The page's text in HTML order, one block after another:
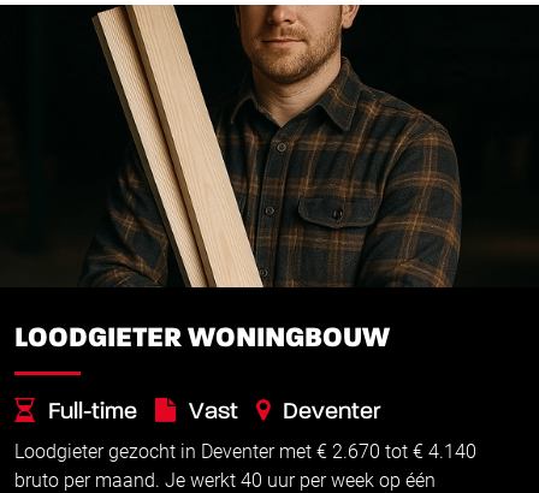
LOODGIETER WONINGBOUW
Full-time Vast
Deventer
€2.670 -€4.140
Loodgieter gezocht in Deventer met € 2.670 tot € 4.140
bruto per maand. Je werkt 40 uur per week op één